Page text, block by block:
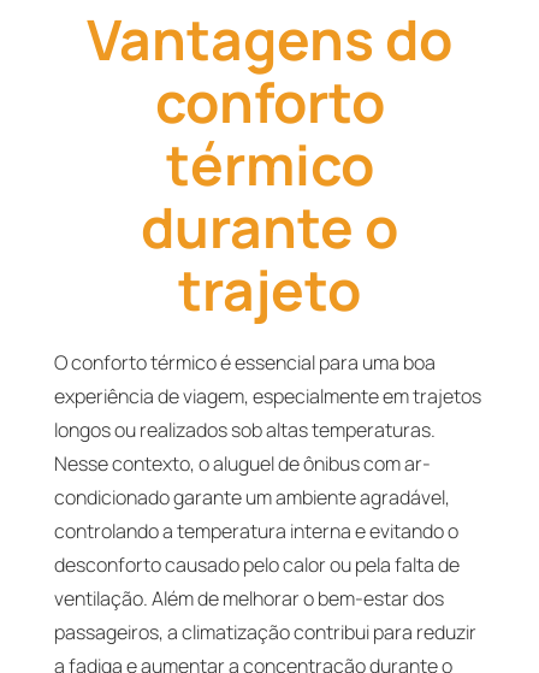
Vantagens do
conforto
térmico
durante o
trajeto
O conforto térmico é essencial para uma boa
experiência de viagem, especialmente em trajetos
longos ou realizados sob altas temperaturas.
Nesse contexto, o aluguel de ônibus com ar-
condicionado garante um ambiente agradável,
controlando a temperatura interna e evitando o
desconforto causado pelo calor ou pela falta de
ventilação. Além de melhorar o bem-estar dos
passageiros, a climatização contribui para reduzir
a fadiga e aumentar a concentração durante o